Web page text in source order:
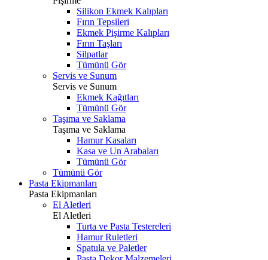
Silikon Ekmek Kalıpları
Fırın Tepsileri
Ekmek Pişirme Kalıpları
Fırın Taşları
Silpatlar
Tümünü Gör
Servis ve Sunum
Servis ve Sunum
Ekmek Kağıtları
Tümünü Gör
Taşıma ve Saklama
Taşıma ve Saklama
Hamur Kasaları
Kasa ve Un Arabaları
Tümünü Gör
Tümünü Gör
Pasta Ekipmanları
Pasta Ekipmanları
El Aletleri
El Aletleri
Turta ve Pasta Testereleri
Hamur Ruletleri
Spatula ve Paletler